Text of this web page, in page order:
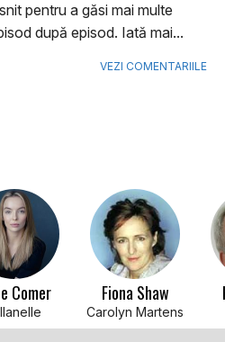
pentru a găsi mai multe
după episod. Iată mai...
VEZI COMENTARIILE
Comer Fiona Shaw
Carolyn Martens